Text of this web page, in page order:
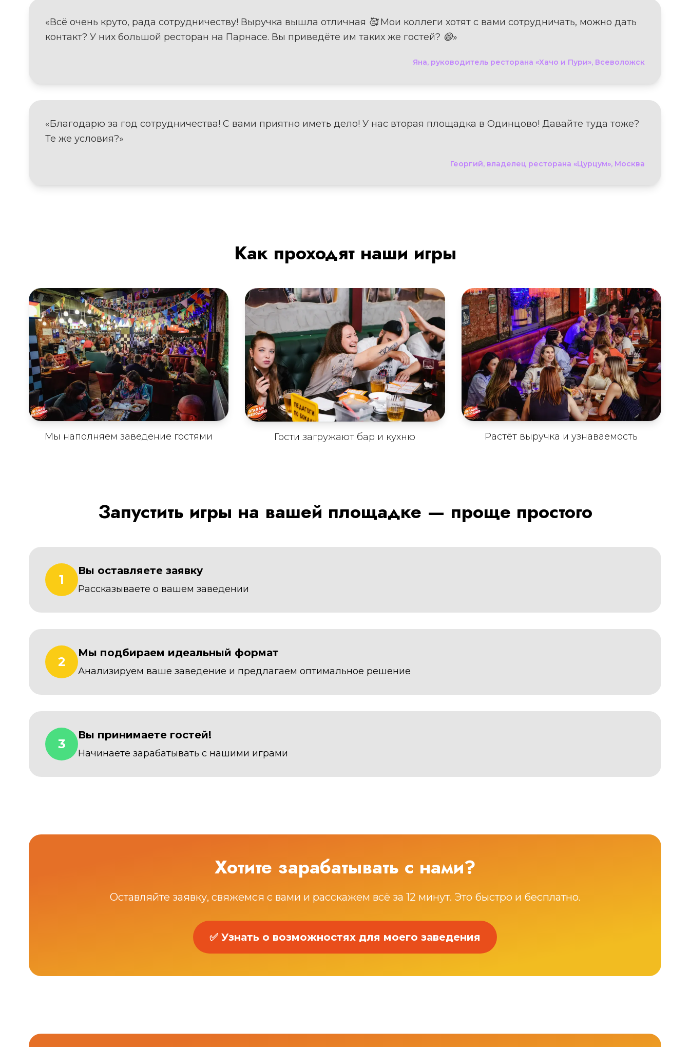
«Всё очень круто, рада сотрудничеству! Выручка вышла отличная 🥰 Мои коллеги хотят с вами сотрудничать, можно дать
контакт? У них большой ресторан на Парнасе. Вы приведёте им таких же гостей? 😄»
Яна, руководитель ресторана «Хачо и Пури», Всеволожск
«Благодарю за год сотрудничества! С вами приятно иметь дело! У нас вторая площадка в Одинцово! Давайте туда тоже?
Те же условия?»
Георгий, владелец ресторана «Цурцум», Москва
Как проходят наши игры
Мы наполняем заведение гостями Гости загружают бар и кухню Растёт выручка и узнаваемость
Запустить игры на вашей площадке — проще простого
1
Вы оставляете заявку
Рассказываете о вашем заведении
2
Мы подбираем идеальный формат
Анализируем ваше заведение и предлагаем оптимальное решение
3
Вы принимаете гостей!
Начинаете зарабатывать с нашими играми
Хотите зарабатывать с нами?
Оставляйте заявку, свяжемся с вами и расскажем всё за 12 минут. Это быстро и бесплатно.
✅ Узнать о возможностях для моего заведения